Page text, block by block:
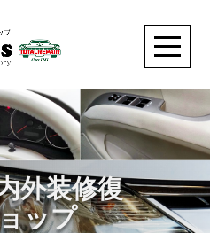
外装修復
ップ